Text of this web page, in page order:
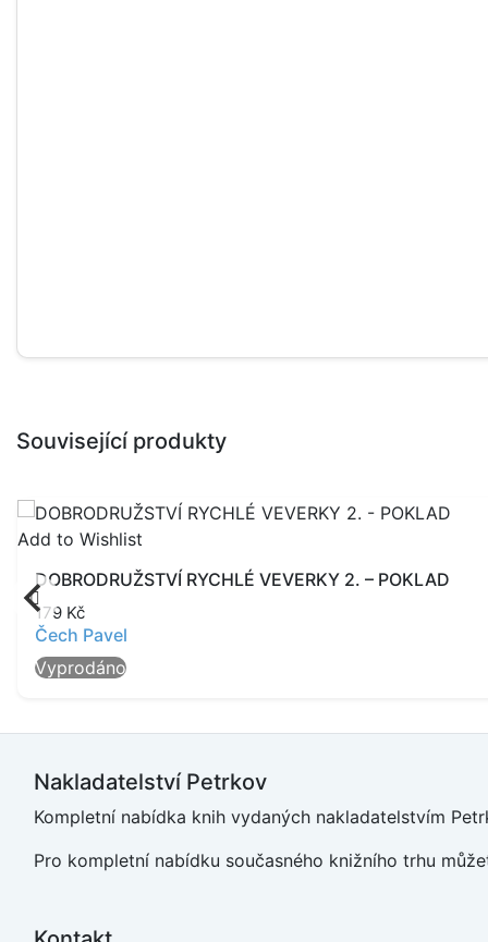
Související produkty
Add to Wishlist
DOBRODRUŽSTVÍ RYCHLÉ VEVERKY 2. – POKLAD
179 Kč
Čech Pavel
Vyprodáno
Nakladatelství Petrkov
Kompletní nabídka knih vydaných nakladatelstvím
Pro kompletní nabídku současného knižního trhu